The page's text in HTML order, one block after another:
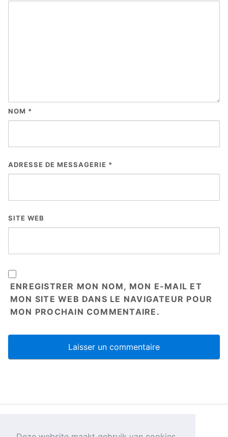
NOM *
ADRESSE DE MESSAGERIE *
SITE WEB
ENREGISTRER MON NOM, MON E-MAIL ET
MON SITE WEB DANS LE NAVIGATEUR POUR
MON PROCHAIN COMMENTAIRE.